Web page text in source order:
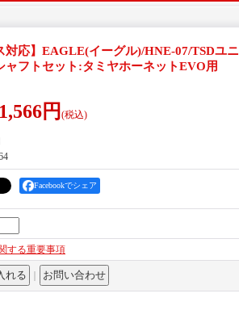
対応】EAGLE(イーグル)/HNE-07/TSDユニ
ャフトセット:タミヤホーネットEVO用
1,566円 (税込)
Facebookでシェア
する重要事項